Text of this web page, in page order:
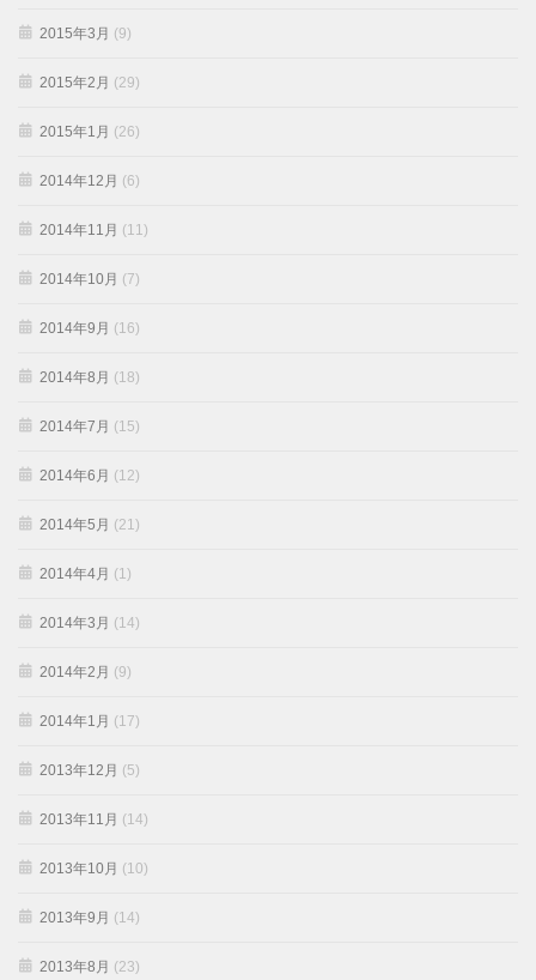
2015年3月 (9)
2015年2月 (29)
2015年1月 (26)
2014年12月 (6)
2014年11月 (11)
2014年10月 (7)
2014年9月 (16)
2014年8月 (18)
2014年7月 (15)
2014年6月 (12)
2014年5月 (21)
2014年4月 (1)
2014年3月 (14)
2014年2月 (9)
2014年1月 (17)
2013年12月 (5)
2013年11月 (14)
2013年10月 (10)
2013年9月 (14)
2013年8月 (23)